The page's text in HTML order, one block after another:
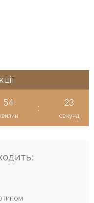
54
:
22
секунд